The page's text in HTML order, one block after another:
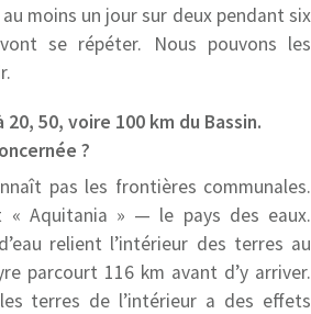
moins un jour sur deux pendant six
se répéter. Nous pouvons les
50, voire 100 km du Bassin.
?
pas les frontières communales.
« Aquitania » — le pays des eaux.
relient l’intérieur des terres au
parcourt 116 km avant d’y arriver.
terres de l’intérieur a des effets